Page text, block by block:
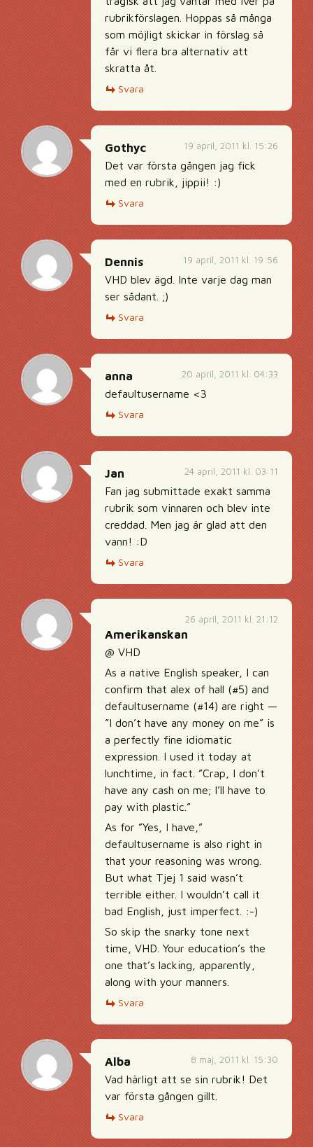
rubrikförslagen. Hoppas så många
som möjligt skickar in förslag så
får vi flera bra alternativ att
skratta åt.
Svara
19 april, 2011 kl. 15:26
Gothyc
Det var första gången jag fick
med en rubrik, jippii! :)
Svara
19 april, 2011 kl. 19:56
Dennis
VHD blev ägd. Inte varje dag man
ser sådant. ;)
Svara
20 april, 2011 kl. 04:33
anna
defaultusername <3
Svara
24 april, 2011 kl. 03:11
Jan
Fan jag submittade exakt samma
rubrik som vinnaren och blev inte
creddad. Men jag är glad att den
vann! :D
Svara
26 april, 2011 kl. 21:12
Amerikanskan
@ VHD
As a native English speaker, I can
confirm that alex of hall (#5) and
defaultusername (#14) are right —
”I don’t have any money on me” is
a perfectly fine idiomatic
expression. I used it today at
lunchtime, in fact. ”Crap, I don’t
have any cash on me; I’ll have to
pay with plastic.”
As for ”Yes, I have,”
defaultusername is also right in
that your reasoning was wrong.
But what Tjej 1 said wasn’t
terrible either. I wouldn’t call it
bad English, just imperfect. :-)
So skip the snarky tone next
time, VHD. Your education’s the
one that’s lacking, apparently,
along with your manners.
Svara
8 maj, 2011 kl. 15:30
Alba
Vad härligt att se sin rubrik! Det
var första gången gillt.
Svara